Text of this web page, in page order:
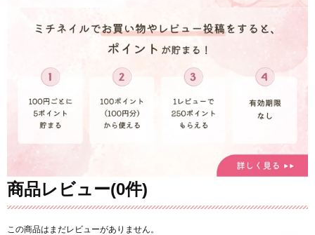
商品レビュー(0件)
この商品はまだレビューがありません。